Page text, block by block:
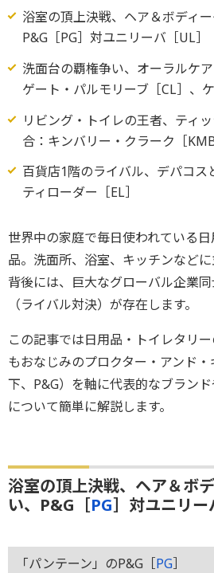
浴室の頂上決戦、ヘア＆ボディー
P&G［PG］対ユニリーバ［UL］
洗面台の覇権争い、オーラルケ
ゲート・パルモリーブ［CL］、
リビング・トイレの王者、ティ
合：キンバリー・クラーク［KMB
百貨店1階のライバル、デパコス
ティローダー［EL］
世界中の家庭で毎日使われている
品。洗面所、浴室、キッチンなど
背後には、巨大なグローバル企業
（ライバル対決）が存在します。
この記事では日用品・トイレタリ
もおなじみのプロクター・アンド
下、P&G）を軸に代表的なブラン
について簡単に解説します。
浴室の頂上決戦、ヘア＆ボ
い、P&G［PG］対ユニリー
「パンテーン」のP&G［PG］